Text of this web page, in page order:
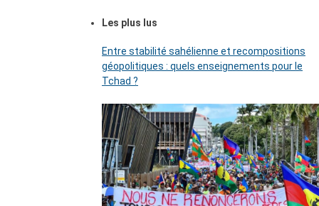
Les plus lus
Entre stabilité sahélienne et recompositions
géopolitiques : quels enseignements pour le
Tchad ?